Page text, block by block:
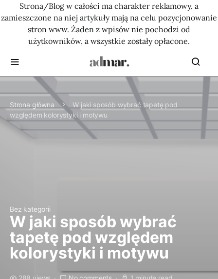
Strona/Blog w całości ma charakter reklamowy, a
zamieszczone na niej artykuły mają na celu pozycjonowanie
stron www. Żaden z wpisów nie pochodzi od
użytkowników, a wszystkie zostały opłacone.
Strona główna
W jaki sposób wybrać tapetę pod
względem kolorystyki i motywu
Bez kategorii
W jaki sposób wybrać
tapetę pod względem
kolorystyki i motywu